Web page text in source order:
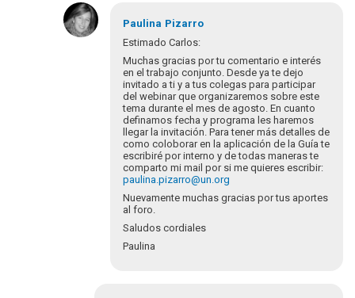
respuesta
Paulina Pizarro
Estimado Carlos:
Muchas gracias por tu comentario e interés
en el trabajo conjunto. Desde ya te dejo
invitado a ti y a tus colegas para participar
del webinar que organizaremos sobre este
tema durante el mes de agosto. En cuanto
definamos fecha y programa les haremos
llegar la invitación. Para tener más detalles de
como coloborar en la aplicación de la Guía te
escribiré por interno y de todas maneras te
comparto mi mail por si me quieres escribir:
paulina.pizarro@un.org
Nuevamente muchas gracias por tus aportes
al foro.
Saludos cordiales
Paulina